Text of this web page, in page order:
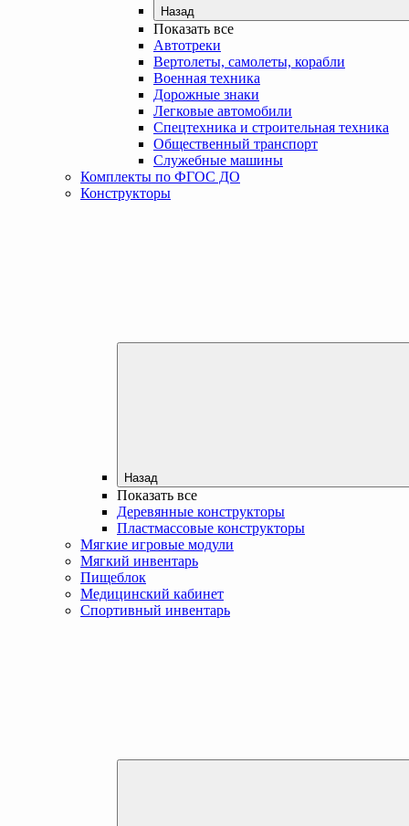
Назад
Показать все
Автотреки
Вертолеты, самолеты, корабли
Военная техника
Дорожные знаки
Легковые автомобили
Спецтехника и строительная техника
Общественный транспорт
Служебные машины
Комплекты по ФГОС ДО
Конструкторы
Назад
Показать все
Деревянные конструкторы
Пластмассовые конструкторы
Мягкие игровые модули
Мягкий инвентарь
Пищеблок
Медицинский кабинет
Спортивный инвентарь